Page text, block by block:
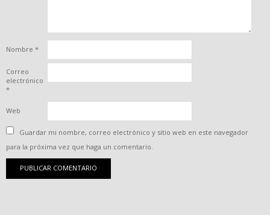
Nombre *
Correo
electrónico
*
Web
Guardar mi nombre, correo electrónico y sitio web en este navegador
para la próxima vez que haga un comentario.